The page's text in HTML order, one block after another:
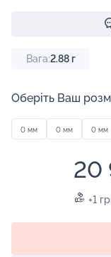
Вага:2.88г
Оберіть Ваш
0 мм 0 мм 0 мм
20
+1